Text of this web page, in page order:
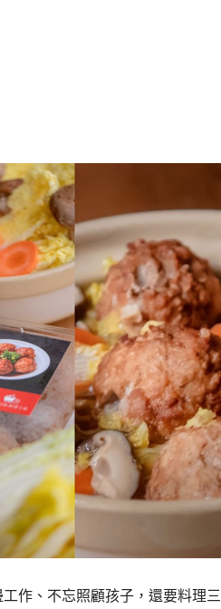
作、不忘照顧孩子，還要料理